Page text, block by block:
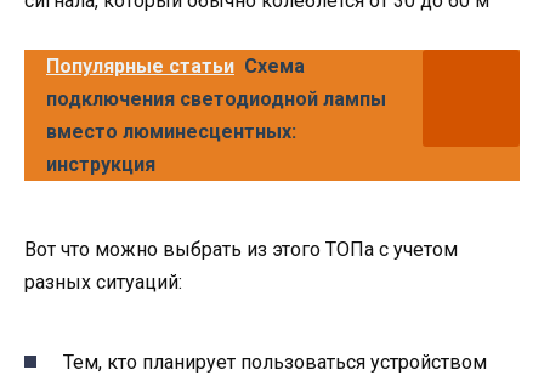
Популярные статьи Схема
подключения светодиодной лампы
вместо люминесцентных:
инструкция
Вот что можно выбрать из этого ТОПа с учетом
разных ситуаций:
Тем, кто планирует пользоваться устройством